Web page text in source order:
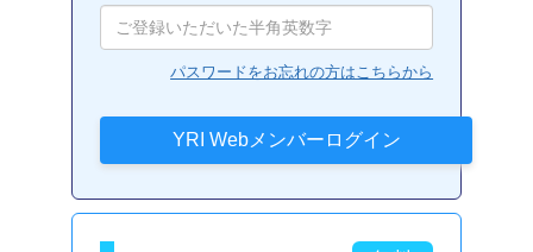
パスワードをお忘れの方はこちらから